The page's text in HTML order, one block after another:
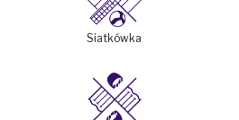
Siatkówka